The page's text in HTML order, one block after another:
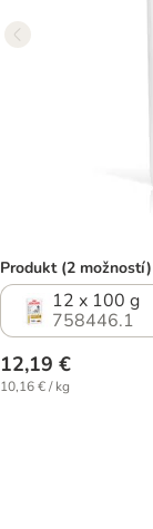
Produkt (2 možností)
12 x 100 g
758446.1
12,19 €
10,16 € / kg